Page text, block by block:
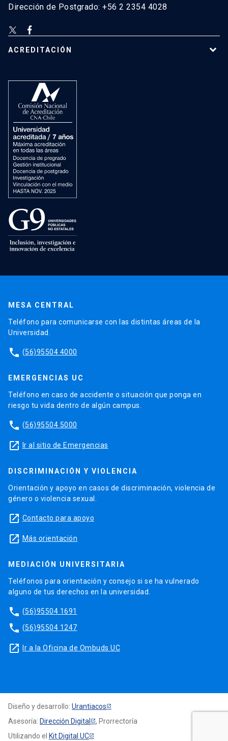
Dirección de Postgrado: +56 2 2354 4028
ACREDITACIÓN
MESA CENTRAL
Teléfono para comunicarse con las distintas áreas de la
Universidad.
phone (56)95504 4000
EMERGENCIAS UC
Teléfono en caso de accidente o situación que ponga en
riesgo tu vida dentro de algún campus.
phone (56)95504 5000
launch Ir al sitio de Emergencias
DISCRIMINACIÓN Y VIOLENCIA
Orientación y apoyo en casos de discriminación, violencia de
género o violencia sexual.
launch Contacto para apoyo
launch Más orientación
MEDIACIÓN UNIVERSITARIA
Teléfonos para orientación y consejo si se ha vulnerado
alguno de tus derechos en la universidad.
phone (56)95504 1691
phone (56)95504 1247
launch Ir a la Oficina de Ombuds UC
Diseño y desarrollo: Urantiacos
Asesoría: Dirección Digital
, Prorrectoría
Utilizando el Kit Digital UC